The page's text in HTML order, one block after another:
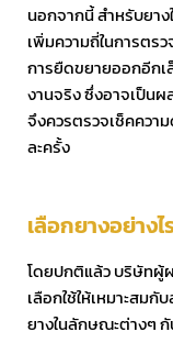
นอกจากนี้ สำหรับยา
เพิ่มความถี่ในการตร
การยืดขยายออกอีกเ
งานจริง ซึ่งอาจเป็น
จึงควรตรวจเช็คควา
ละครั้ง
เลือกยางอย่าง
โดยปกติแล้ว บริษัทผู้
เลือกใช้ให้เหมาะสม
ยางในลักษณะต่างๆ กั